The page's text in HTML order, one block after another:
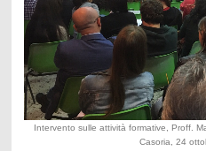
Intervento sulle attività formative, Proff.
Casoria, 24